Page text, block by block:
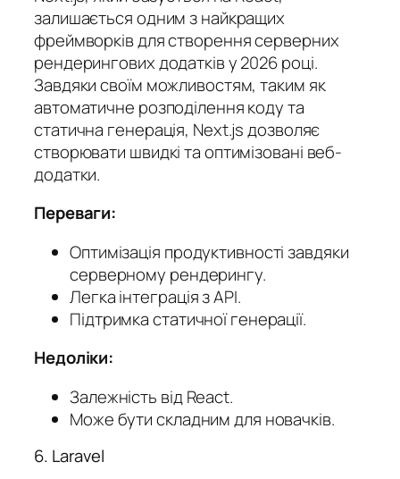
залишається одним з найкращих
фреймворків для створення серверних
рендерингових додатків у 2026 році.
Завдяки своїм можливостям, таким як
автоматичне розподілення коду та
статична генерація, Next.js дозволяє
створювати швидкі та оптимізовані веб-
додатки.
Переваги:
Оптимізація продуктивності завдяки
серверному рендерингу.
Легка інтеграція з API.
Підтримка статичної генерації.
Недоліки:
Залежність від React.
Може бути складним для новачків.
6. Laravel